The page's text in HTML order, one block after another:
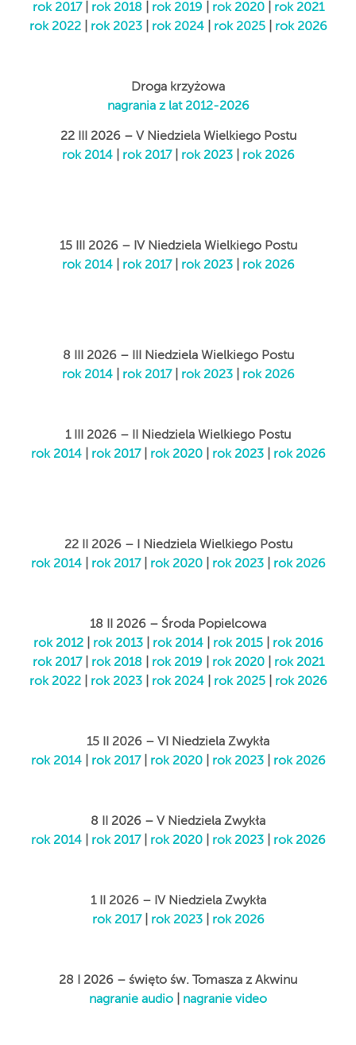
rok 2017| rok 2018| rok 2019| rok 2020| rok 2021
rok 2022| rok 2023| rok 2024| rok 2025| rok 2026
Droga krzyżowa
nagrania z lat 2012-2026
22 III 2026 – V Niedziela Wielkiego Postu
rok 2014| rok 2017| rok 2023| rok 2026
15 III 2026 – IV Niedziela Wielkiego Postu
rok 2014| rok 2017| rok 2023| rok 2026
8 III 2026 – III Niedziela Wielkiego Postu
rok 2014| rok 2017| rok 2023| rok 2026
1 III 2026 – II Niedziela Wielkiego Postu
rok 2014| rok 2017| rok 2020| rok 2023| rok 2026
22 II 2026 – I Niedziela Wielkiego Postu
rok 2014| rok 2017| rok 2020| rok 2023| rok 2026
18 II 2026 – Środa Popielcowa
rok 2012| rok 2013| rok 2014| rok 2015| rok 2016
rok 2017| rok 2018| rok 2019| rok 2020| rok 2021
rok 2022| rok 2023| rok 2024| rok 2025| rok 2026
15 II 2026 – VI Niedziela Zwykła
rok 2014| rok 2017| rok 2020| rok 2023| rok 2026
8 II 2026 – V Niedziela Zwykła
rok 2014| rok 2017| rok 2020| rok 2023| rok 2026
1 II 2026 – IV Niedziela Zwykła
rok 2017| rok 2023| rok 2026
28 I 2026 – święto św. Tomasza z Akwinu
nagranie audio
nagranie video